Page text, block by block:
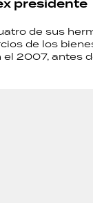
presidente
de sus
de los
el 2007, antes